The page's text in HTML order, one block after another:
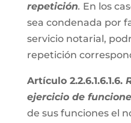
repetición. En los
sea condenada por
servicio notarial,
repetición
Artículo 2.2.6.1.6.1.6.
ejercicio de
de sus funciones el